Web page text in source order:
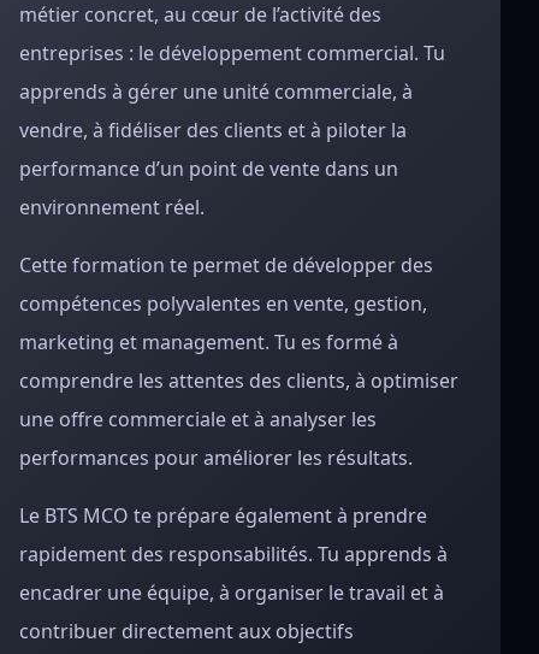
métier concret, au cœur de l’activité des
entreprises : le développement commercial. Tu
apprends à gérer une unité commerciale, à
vendre, à fidéliser des clients et à piloter la
performance d’un point de vente dans un
environnement réel.
Cette formation te permet de développer des
compétences polyvalentes en vente, gestion,
marketing et management. Tu es formé à
comprendre les attentes des clients, à optimiser
une offre commerciale et à analyser les
performances pour améliorer les résultats.
Le BTS MCO te prépare également à prendre
rapidement des responsabilités. Tu apprends à
encadrer une équipe, à organiser le travail et à
contribuer directement aux objectifs